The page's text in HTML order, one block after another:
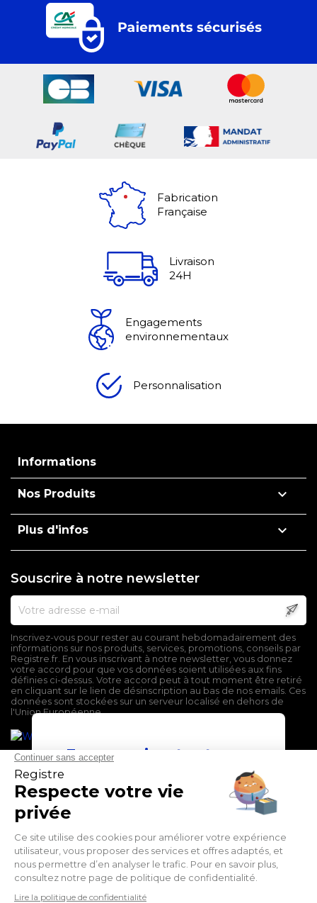
Fabrication
Française
Livraison
24H
Engagements
environnementaux
Personnalisation
Informations
Nos Produits 
Plus d'infos 
Souscrire à notre newsletter
Inscrivez-vous pour rester au courant hebdomadairement des
informations sur nos produits, services, promotions, conseils par
Registre.fr. En vous inscrivant à notre newsletter, vous donnez
votre accord pour que vos données soient utilisées aux fins
définies ci-dessus. Votre accord peut à tout moment être retiré
en cliquant sur le lien de désinscription au bas de nos emails. Ces
données sont stockées sur un serveur localisé en dehors de
l'Union Européenne.
En poursuivant votre
navigation sur ce site,
vous devez accepter
l’utilisation et l'écriture
de Cookies.
J'accepte
En savoir plus
Conditions générales de vente
Politique de confidentialité